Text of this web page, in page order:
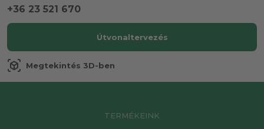
+36 23 521 670
Útvonaltervezés
view_in_ar Megtekintés 3D-ben
TERMÉKEINK